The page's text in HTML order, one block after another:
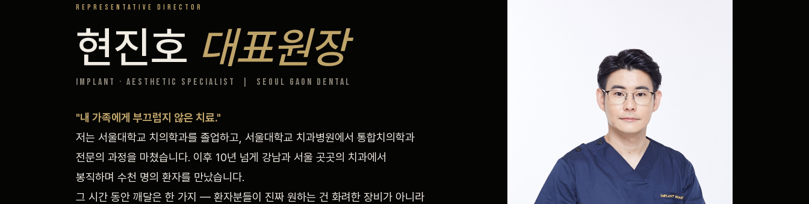
자주 묻는 질문
회원가입 / 로그인
REPRESENTATIVE DIRECTOR
현진호 대표원장
Implant · Aesthetic Specialist | Seoul Gaon Dental
"내 가족에게 부끄럽지 않은 치료."
저는 서울대학교 치의학과를 졸업하고, 서울대학교 치과병원에서 통합치의학과
전문의 과정을 마쳤습니다. 이후 10년 넘게 강남과 서울 곳곳의 치과에서
봉직하며 수천 명의 환자를 만났습니다.
그 시간 동안 깨달은 한 가지 — 환자분들이 진짜 원하는 건 화려한 장비가 아니라